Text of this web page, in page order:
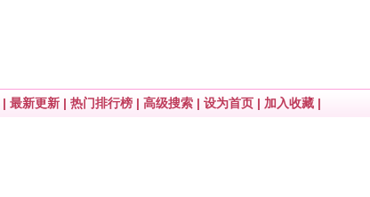
| 最新更新 | 热门排行榜 | 高级搜索 | 设为首页 | 加入收藏 |